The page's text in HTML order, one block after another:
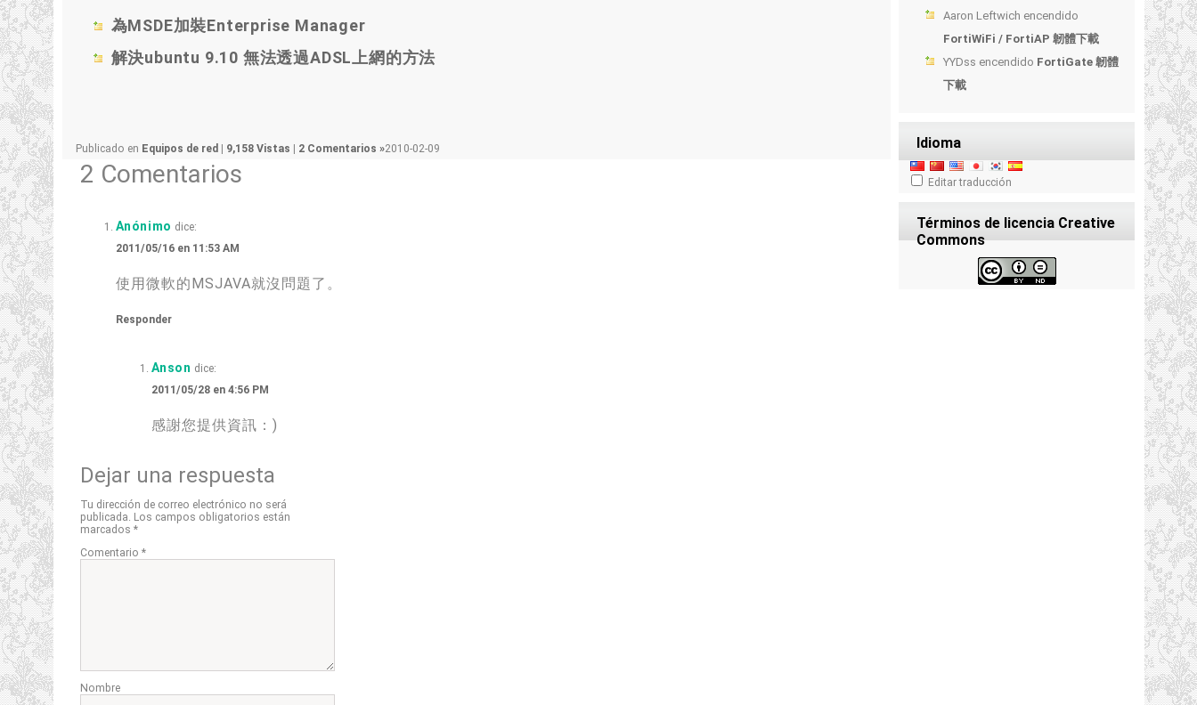
為MSDE加裝Enterprise Manager
解決ubuntu 9.10 無法透過ADSL上網的方法
Publicado en Equipos de red 9,158 Vistas 2 Comentarios »2010-02-09
2 Comentarios
Anónimo dice:
2011/05/16 en 11:53 AM
使用微軟的MSJAVA就沒問題了 。
Responder
Anson dice:
2011/05/28 en 4:56 PM
感謝您提供資訊 ：)
Dejar una respuesta
Tu dirección de correo electrónico no será
publicada. Los campos obligatorios están
marcados *
Comentario *
Nombre
Aaron Leftwich encendido
FortiWiFi / FortiAP 韌體下載
YYDss encendido FortiGate 韌體
下載
Idioma
Editar traducción
Términos de licencia Creative
Commons